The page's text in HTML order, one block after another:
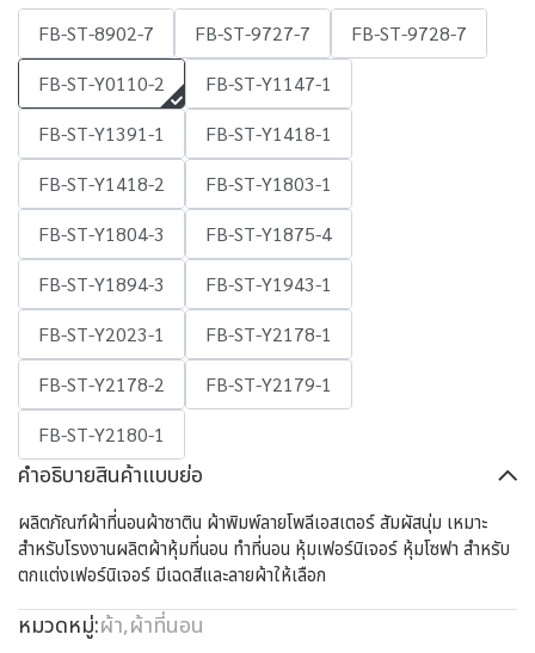
FB-ST-8902-7 FB-ST-9727-7
FB-ST-9728-7
FB-ST-Y0110-2
FB-ST-Y1147-1
FB-ST-Y1391-1
FB-ST-Y1418-1
FB-ST-Y1418-2
FB-ST-Y1803-1
FB-ST-Y1804-3
FB-ST-Y1875-4
FB-ST-Y1894-3
FB-ST-Y1943-1
FB-ST-Y2023-1
FB-ST-Y2178-1
FB-ST-Y2178-2
FB-ST-Y2179-1
FB-ST-Y2180-1
คำอธิบายสินค้าแบบย่อ
ผลิตภัณฑ์ผ้าที่นอนผ้าซาติน ผ้าพิมพ์ลายโพลีเอสเตอร์ สัมผัสนุ่ม เหมาะ
สำหรับโรงงานผลิตผ้าหุ้มที่นอน ทำที่นอน หุ้มเฟอร์นิเจอร์ หุ้มโซฟา สำหรับ
ตกแต่งเฟอร์นิเจอร์ มีเฉดสีและลายผ้าให้เลือก
หมวดหมู่:ผ้า,ผ้าที่นอน